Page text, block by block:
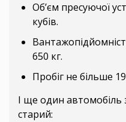
Об’єм пресуючої
кубів.
650 кг.
Пробіг не більше
І ще один автомобіль
старий: